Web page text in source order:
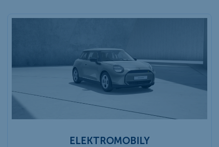
ELEKTROMOBILY